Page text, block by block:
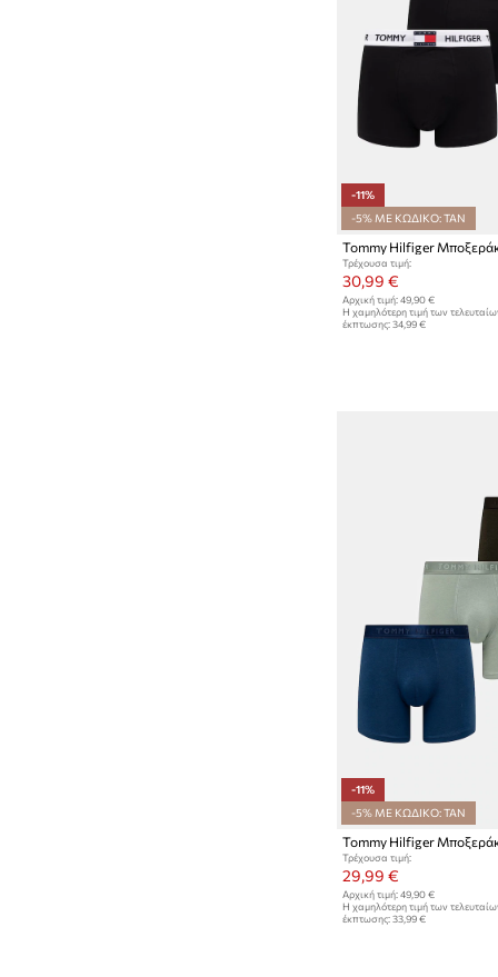
-11%
-5% ΜΕ ΚΩΔΙΚΟ: TAN
Τρέχουσα τιμή:
30,99 €
Αρχική τιμή: 49,90 €
Η χαμηλότερη τιμή των
έκπτωσης: 34,99 €
-11%
-5% ΜΕ ΚΩΔΙΚΟ: TAN
Tommy Hilfiger
Τρέχουσα τιμή:
29,99 €
Αρχική τιμή: 49,90 €
Η χαμηλότερη τιμή των
έκπτωσης: 33,99 €